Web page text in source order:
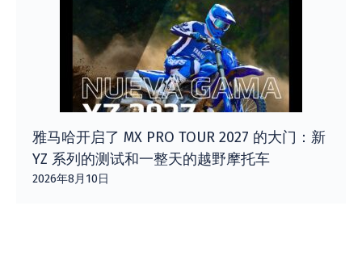
雅马哈开启了 MX PRO TOUR 2027 的大门：新
YZ 系列的测试和一整天的越野摩托车
2026年8月10日